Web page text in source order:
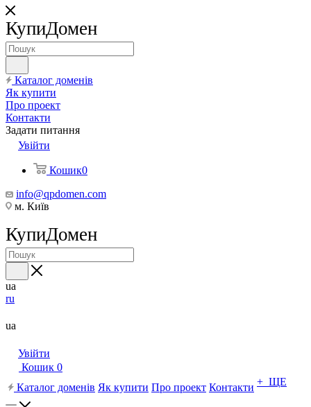
КупиДомен
Каталог доменів
Як купити
Про проект
Контакти
Задати питання
Увійти
Кошик0
info@qpdomen.com
м. Київ
КупиДомен
ua
ru
ua
Увійти
Кошик 0
Каталог доменів Як купити Про проект Контакти + ЩЕ